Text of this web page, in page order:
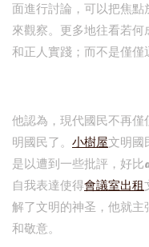
面進行討論，可以把焦
來觀察。更多地往看若
和正人實踐；而不是僅僅
他認為，現代國民不再
明國民了。 小樹屋文明國
是以遭到一些批評，好
自我表達使得會議室出租
解了文明的神圣，他就
和敬意。